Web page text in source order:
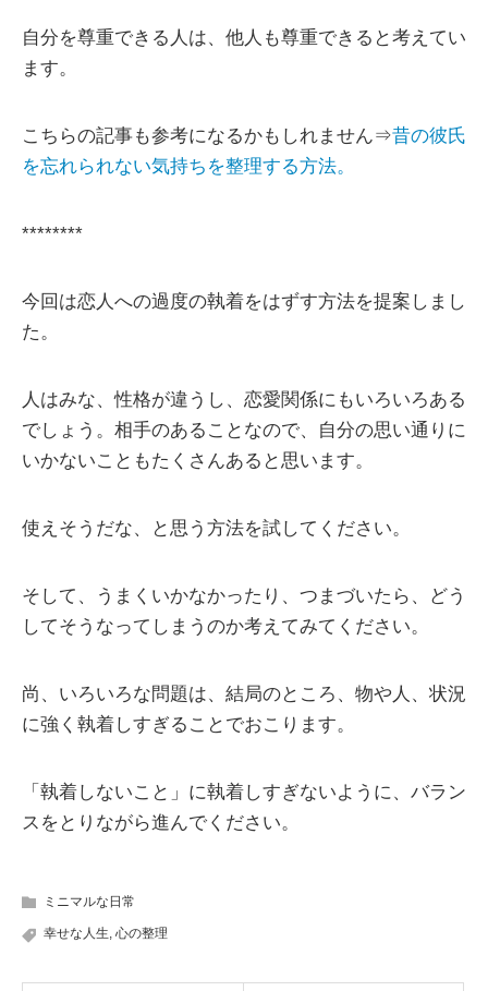
自分を尊重できる人は、他人も尊重できると考えてい
ます。
こちらの記事も参考になるかもしれません⇒昔の彼氏
を忘れられない気持ちを整理する方法。
********
今回は恋人への過度の執着をはずす方法を提案しまし
た。
人はみな、性格が違うし、恋愛関係にもいろいろある
でしょう。相手のあることなので、自分の思い通りに
いかないこともたくさんあると思います。
使えそうだな、と思う方法を試してください。
そして、うまくいかなかったり、つまづいたら、どう
してそうなってしまうのか考えてみてください。
尚、いろいろな問題は、結局のところ、物や人、状況
に強く執着しすぎることでおこります。
「執着しないこと」に執着しすぎないように、バラン
スをとりながら進んでください。
ミニマルな日常
幸せな人生, 心の整理